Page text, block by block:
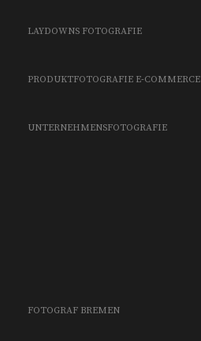
LAYDOWNS FOTOGRAFIE
PRODUKTFOTOGRAFIE E-COMMERCE
UNTERNEHMENSFOTOGRAFIE
FOTOGRAF BREMEN